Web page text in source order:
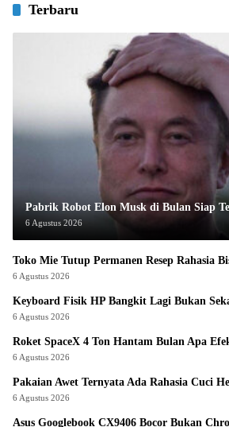
Terbaru
Pabrik Robot Elon Musk di Bulan Siap
6 Agustus 2026
Toko Mie Tutup Permanen Resep Rahasia
6 Agustus 2026
Keyboard Fisik HP Bangkit Lagi Bukan
6 Agustus 2026
Roket SpaceX 4 Ton Hantam Bulan Apa
6 Agustus 2026
Pakaian Awet Ternyata Ada Rahasia Cuci
6 Agustus 2026
Asus Googlebook CX9406 Bocor Bukan